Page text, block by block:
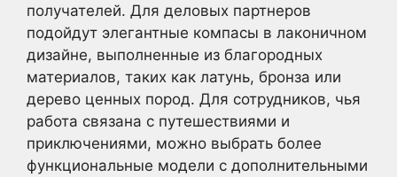
получателей. Для деловых партнеров
подойдут элегантные компасы в лаконичном
дизайне, выполненные из благородных
материалов, таких как латунь, бронза или
дерево ценных пород. Для сотрудников, чья
работа связана с путешествиями и
приключениями, можно выбрать более
функциональные модели с дополнительными